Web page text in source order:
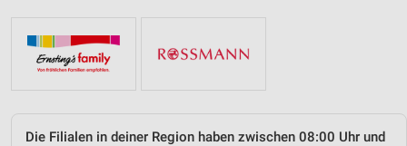
Die Filialen in deiner Region haben zwischen 08:00 Uhr und